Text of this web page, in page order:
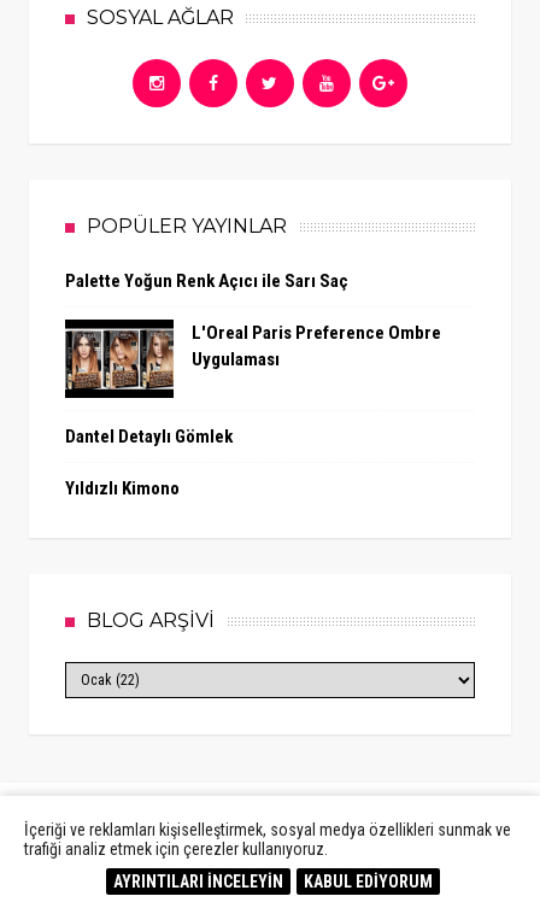
SOSYAL AĞLAR
POPÜLER YAYINLAR
Palette Yoğun Renk Açıcı ile Sarı Saç
L'Oreal Paris Preference Ombre
Uygulaması
Dantel Detaylı Gömlek
Yıldızlı Kimono
BLOG ARŞİVİ
Created BySora Templates&MyBloggerThemes
İçeriği ve reklamları kişiselleştirmek, sosyal medya özellikleri sunmak ve
trafiği analiz etmek için çerezler kullanıyoruz.
AYRINTILARI İNCELEYİN
KABUL EDİYORUM